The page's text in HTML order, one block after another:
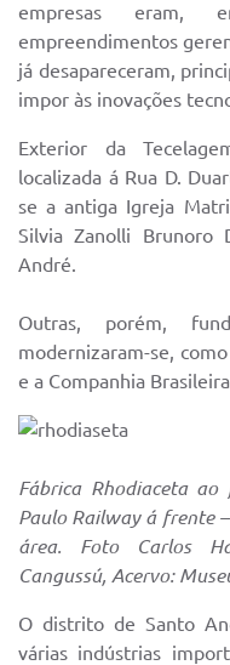
empresas eram,
empreendimentos
já desapareceram,
impor às inovações
Exterior da
localizada á Rua D.
se a antiga Igreja
Silvia Zanolli Brunoro
André.
Outras, porém,
modernizaram-se,
e a Companhia
Fábrica Rhodiaceta
Paulo Railway á frente
área. Foto Carlos
Cangussú, Acervo:
O distrito de Santo
várias indústrias